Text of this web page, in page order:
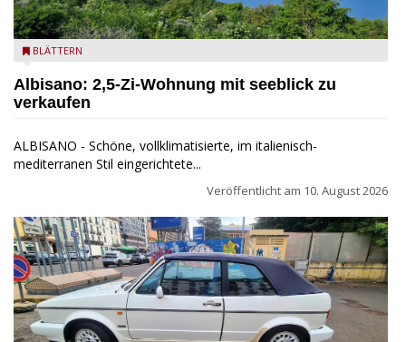
Seeblick
BLÄTTERN
Albisano: 2,5-Zi-Wohnung mit seeblick zu
verkaufen
ALBISANO - Schöne, vollklimatisierte, im italienisch-
mediterranen Stil eingerichtete...
Veröffentlicht am 10. August 2026